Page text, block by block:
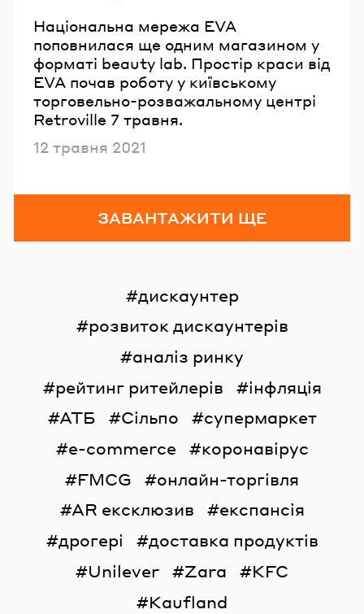
Національна мережа EVA
поповнилася ще одним магазином у
форматі beauty lab. Простір краси від
EVA почав роботу у київському
торговельно-розважальному центрі
Retroville 7 травня.
Опубліковано
12 травня 2021
ЗАВАНТАЖИТИ ЩЕ
дискаунтер
розвиток дискаунтерів
аналіз ринку
рейтинг ритейлерів
інфляція
АТБ
Сільпо
супермаркет
e-commerce
коронавірус
FMCG
онлайн-торгівля
AR ексклюзив
експансія
дрогері
доставка продуктів
Unilever
Zara
KFC
Kaufland